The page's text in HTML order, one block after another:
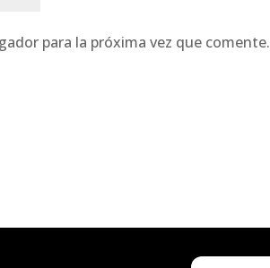
para la próxima vez que comente.